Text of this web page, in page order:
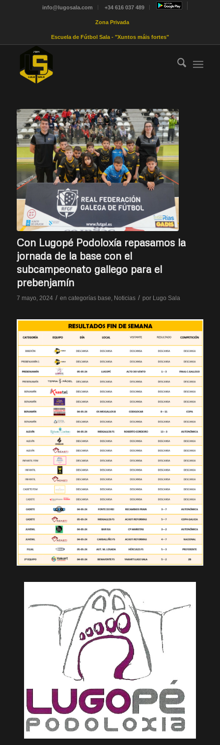
info@lugosala.com +34 616 037 489
Zona Privada
Escuela de Fútbol Sala - "Xuntos máis fortes"
Con Lugopé Podoloxía repasamos la
jornada de la base con el
subcampeonato gallego para el
prebenjamín
7 mayo, 2024 / en categorías base, Noticias / por Lugo Sala